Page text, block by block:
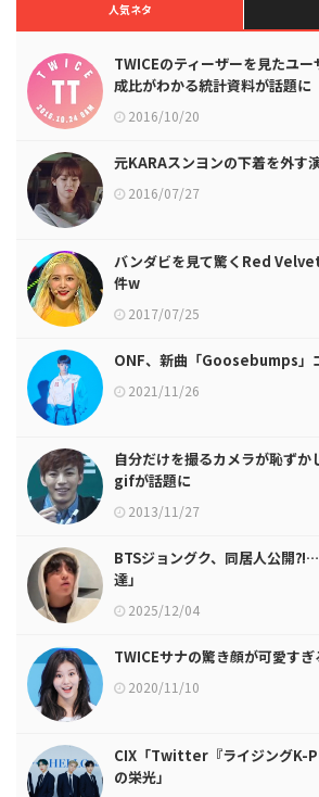
人気ネタ
TWICEのティーザーを見たユ
成比がわかる統計資料が話題に
2016/10/20
元KARAスンヨンの下着を外す
2016/07/27
バンダビを見て驚くRed
件w
2017/07/25
ONF、新曲「Goosebumps」
2021/11/26
自分だけを撮るカメラが恥ずか
gifが話題に
2013/11/27
BTSジョングク、同居人公開
達」
2025/12/04
TWICEサナの驚き顔が可愛す
2020/11/10
CIX「Twitter『ライジングK-
の栄光」